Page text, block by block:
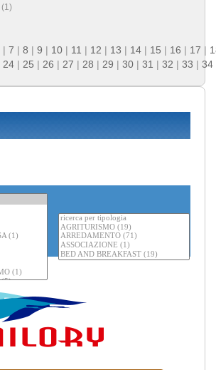
(1)
| 7 | 8 | 9 | 10 | 11 | 12 | 13 | 14 | 15 | 16 | 17 |
24 | 25 | 26 | 27 | 28 | 29 | 30 | 31 | 32 | 33 | 34